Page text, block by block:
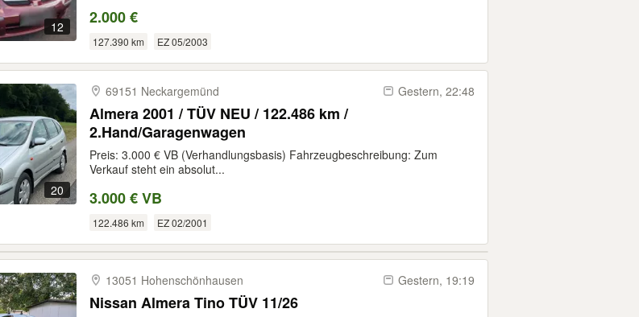
12 2.000 €
127.390 km EZ 05/2003
20
69151 Neckargemünd Gestern, 22:48
Almera 2001 / TÜV NEU / 122.486 km /
2.Hand/Garagenwagen
Preis: 3.000 € VB (Verhandlungsbasis) Fahrzeugbeschreibung: Zum
Verkauf steht ein absolut...
3.000 € VB
122.486 km EZ 02/2001
13051 Hohenschönhausen Gestern, 19:19
Nissan Almera Tino TÜV 11/26